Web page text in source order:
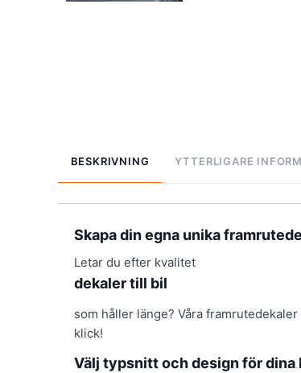
BESKRIVNING YTTERLIGARE
Skapa din egna unika
Letar du efter kvalitet
dekaler till bil
som håller länge? Våra
klick!
Välj typsnitt och design för dina